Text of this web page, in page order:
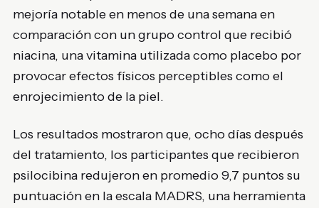
mejoría notable en menos de una semana en
comparación con un grupo control que recibió
niacina, una vitamina utilizada como placebo por
provocar efectos físicos perceptibles como el
enrojecimiento de la piel.
Los resultados mostraron que, ocho días después
del tratamiento, los participantes que recibieron
psilocibina redujeron en promedio 9,7 puntos su
puntuación en la escala MADRS, una herramienta